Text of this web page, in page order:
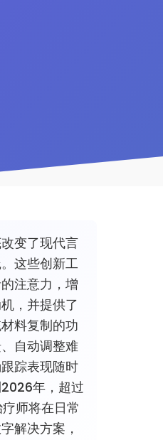
变了现代言
这些创新工
注意力，增
，并提供了
料复制的功
自动调整难
踪表现随时
年，超过
师将在日常
解决方案，